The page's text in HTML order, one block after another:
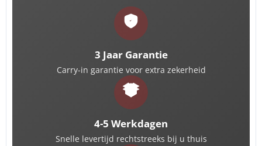
3 Jaar Garantie
Carry-in garantie voor extra zekerheid
4-5 Werkdagen
Snelle levertijd rechtstreeks bij u thuis